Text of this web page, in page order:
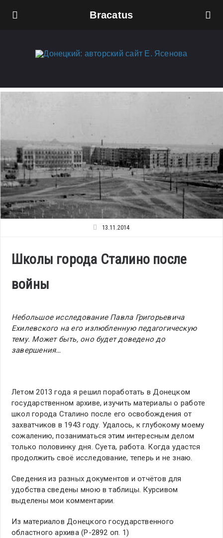
Bracatus
13.11.2014
Школы города Сталино после
войны
Небольшое исследование Павла Григорьевича
Ехилевского на его излюбленную педагогическую
тему. Может быть, оно будет доведено до
завершения…
Летом 2013 года я решил поработать в Донецком
государственном архиве, изучить материалы о работе
школ города Сталино после его освобождения от
захватчиков в 1943 году. Удалось, к глубокому моему
сожалению, позаниматься этим интересным делом
только половинку дня. Суета, работа. Когда удастся
продолжить своё исследование, теперь и не знаю.
Сведения из разных документов и отчётов для
удобства сведены мною в таблицы. Курсивом
выделены мои комментарии.
Из материалов Донецкого государственного
областного архива (Р-2892 оп. 1)